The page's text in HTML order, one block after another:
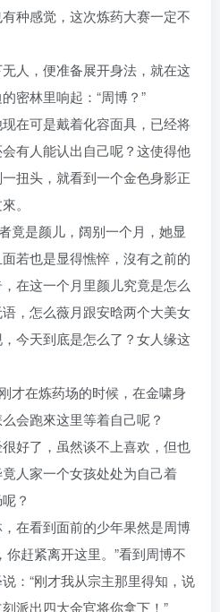
种感觉，这次炼药大赛一定不
人，便准备展开身法，就在这
密林里响起：“周博？”
在可是戴着化容面具，已经将
有人能认出自己呢？这使得他
扭头，就看到一个金色身影正
。
竟是颜儿，阔别一个月，她显
若也是显得憔悴，沒有之前的
在这一个月里颜儿究竟是怎么
，怎么薇月跟安晗两个大美女
今天到底是怎么了？女人缘这
才在炼药场的时候，在金啸身
会跑來这里等着自己呢？
好了，虽然谈不上喜欢，但也
人家一个女孩处处为自己着
？
在看到面前的少年果然是周博
你赶紧离开这里。”看到周博不
：“刚才我从宗主那里得知，说
派出四大金官将你拿下！”